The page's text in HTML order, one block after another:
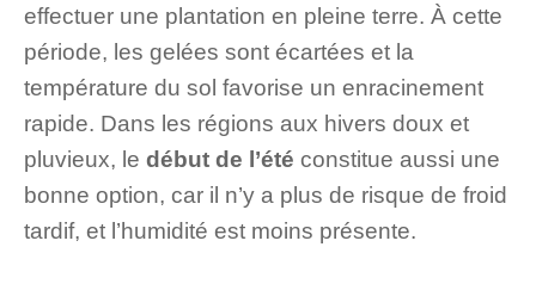
effectuer une plantation en pleine terre. À cette
période, les gelées sont écartées et la
température du sol favorise un enracinement
rapide. Dans les régions aux hivers doux et
pluvieux, le début de l’été constitue aussi une
bonne option, car il n’y a plus de risque de froid
tardif, et l’humidité est moins présente.